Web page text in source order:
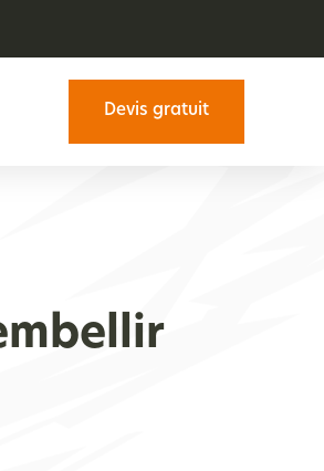
Devis gratuit